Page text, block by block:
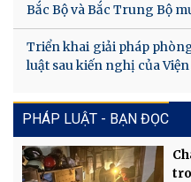
Bắc Bộ và Bắc Trung Bộ
Triển khai giải pháp
luật sau kiến nghị của
PHÁP LUẬT - BẠN ĐỌC